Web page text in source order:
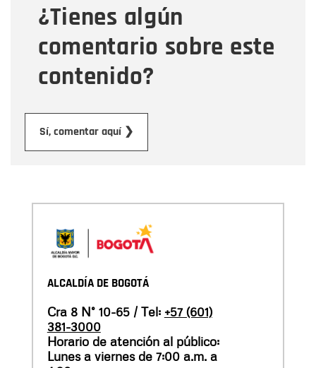
¿Tienes algún
comentario sobre este
contenido?
Sí, comentar aquí ❯
Mensaje
ALCALDÍA DE BOGOTÁ
Cra 8 N° 10-65 / Tel: +57 (601)
381-3000
Horario de atención al público:
Lunes a viernes de 7:00 a.m. a